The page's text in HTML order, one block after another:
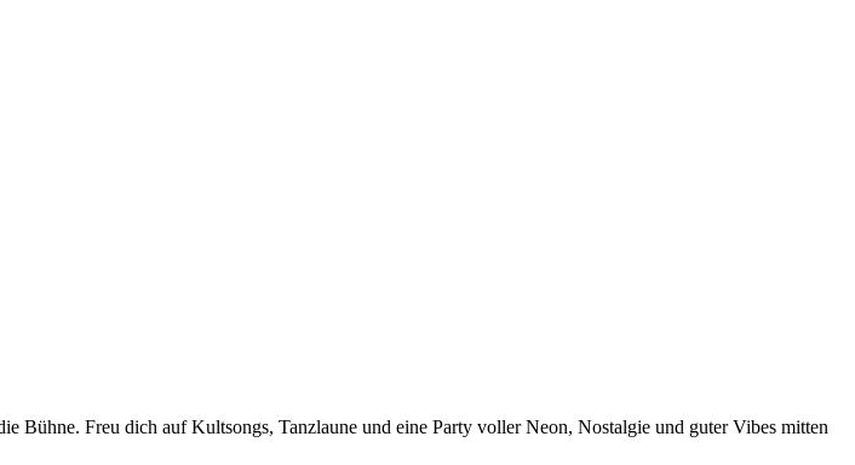
Freu dich auf Kultsongs, Tanzlaune und eine Party voller Neon, Nostalgie und guter Vibes mitten